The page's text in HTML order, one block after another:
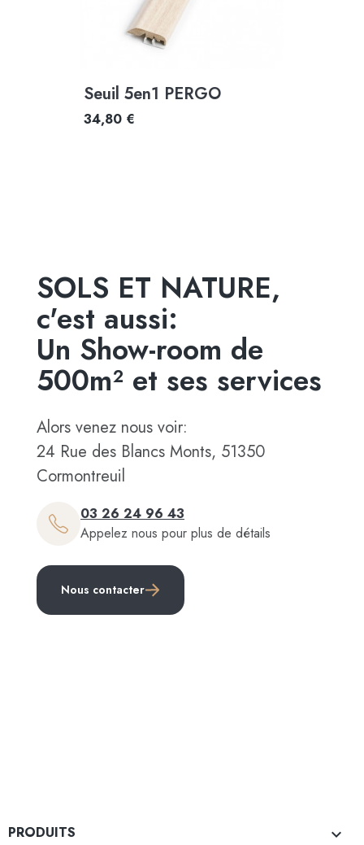
Seuil 5en1 PERGO
34,80 €
SOLS ET NATURE,
c'est aussi:
Un Show-room de
500m² et ses services
Alors venez nous voir:
24 Rue des Blancs Monts, 51350
Cormontreuil
03 26 24 96 43
Appelez nous pour plus de détails
Nous contacter
PRODUITS 